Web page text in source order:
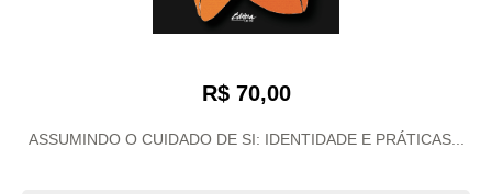
R$ 70,00
ASSUMINDO O CUIDADO DE SI: IDENTIDADE E PRÁTICAS...